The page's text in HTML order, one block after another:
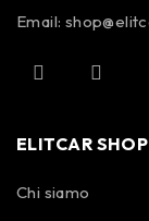
Email:
ELITCAR SHOP
Chi siamo